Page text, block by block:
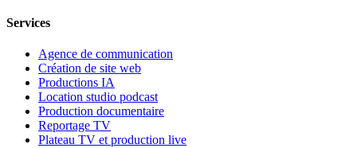
Services
Agence de communication
Création de site web
Productions IA
Location studio podcast
Production documentaire
Reportage TV
Plateau TV et production live